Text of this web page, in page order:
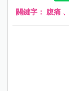
題，但許多父母
關鍵字： 腹痛